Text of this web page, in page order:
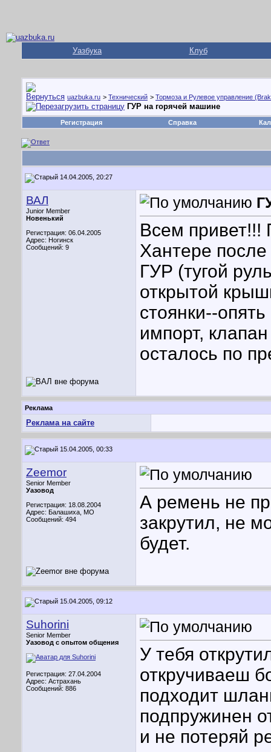
Уазбука Клуб
uazbuka.ru > Технический > Тормоза и Рулевое управление
ГУР на горячей машине
Регистрация Справка
14.04.2005, 20:27
ВАЛ
Junior Member
Новенький
Регистрация: 06.04.2005
Адрес: Ногинск
Сообщений: 9
Всем
Хантере
ГУР (тугой
открытой
стоянки--
импорт,
осталось по
Реклама
Реклама на сайте
15.04.2005, 00:33
Zeemor
Senior Member
Уазовод
Регистрация: 18.08.2004
Адрес: Балашиха, МО
Сообщений: 494
А ремень не
закрутил, не
будет.
15.04.2005, 09:12
Suhorini
Senior Member
Уазовод с опытом общения
Регистрация: 27.04.2004
Адрес: Астрахань
Сообщений: 886
У тебя
откручиваеш
подходит
подпружинен
и не потеряй